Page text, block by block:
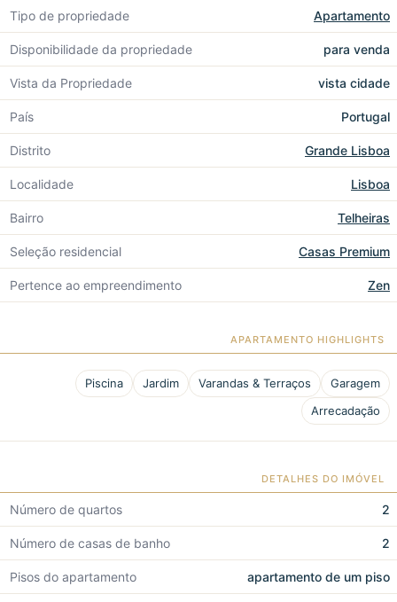
Tipo de propriedade Apartamento
Disponibilidade da propriedade para venda
Vista da Propriedade vista cidade
País Portugal
Distrito Grande Lisboa
Localidade Lisboa
Bairro Telheiras
Seleção residencial Casas Premium
Pertence ao empreendimento Zen
APARTAMENTO HIGHLIGHTS
Piscina Jardim Varandas & Terraços
Garagem
Arrecadação
DETALHES DO IMÓVEL
Número de quartos 2
Número de casas de banho 2
Pisos do apartamento apartamento de um piso